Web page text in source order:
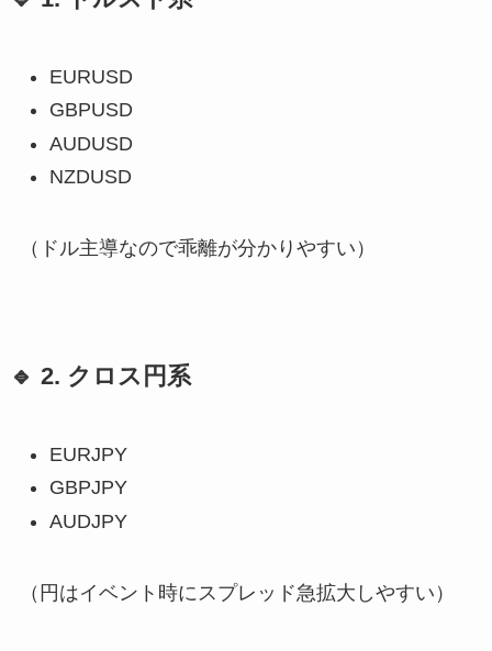
EURUSD
GBPUSD
AUDUSD
NZDUSD
（ドル主導なので乖離が分かりやすい）
🔹 2. クロス円系
EURJPY
GBPJPY
AUDJPY
（円はイベント時にスプレッド急拡大しやすい）